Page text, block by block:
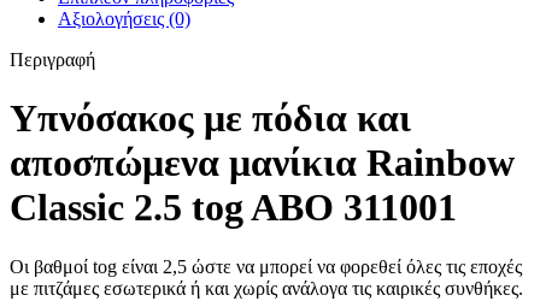
Αξιολογήσεις (0)
Περιγραφή
Υπνόσακος με πόδια και
αποσπώμενα μανίκια Rainbow
Classic 2.5 tog ABO 311001
Οι βαθμοί tog είναι 2,5 ώστε να μπορεί να φορεθεί όλες τις εποχές
με πιτζάμες εσωτερικά ή και χωρίς ανάλογα τις καιρικές συνθήκες.